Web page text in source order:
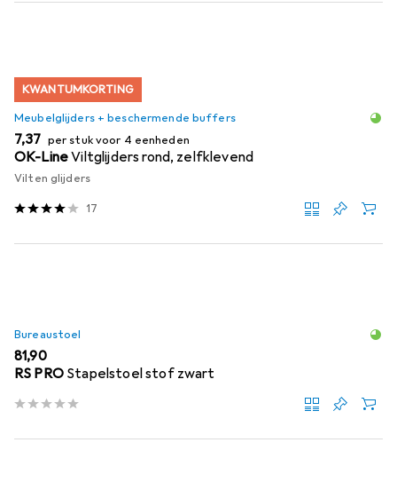
KWANTUMKORTING
Meubelglijders + beschermende buffers
EUR
7,37 per stuk voor 4 eenheden
OK-LineViltglijders rond, zelfklevend
Vilten glijders
17
Bureaustoel
EUR
81,90
RS PRO Stapelstoel stof zwart